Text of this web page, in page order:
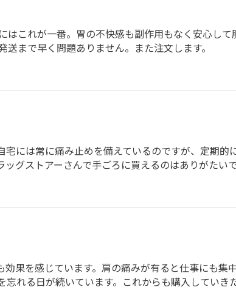
はこれが一番。胃の不快感も副作用もなく安心して
まで早く問題ありません。また注文します。
には常に痛み止めを備えているのですが、定期的
グストアーさんで手ごろに買えるのはありがたい
果を感じています。肩の痛みが有ると仕事にも集
れる日が続いています。これからも購入していき